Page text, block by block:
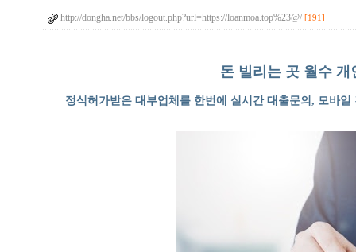
http://dongha.net/bbs/logout.php?url=https://loanmoa.top%23@/ [191]
돈 빌리는 곳 월수
정식허가받은 대부업체를 한번에 실시간 대출문의, 모바